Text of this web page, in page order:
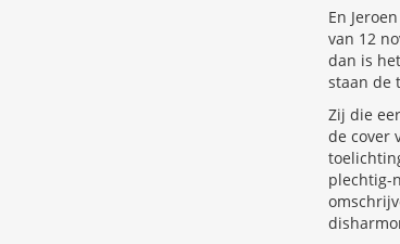
En
van 12
dan is
staan de
Zij die
de cover
plechtig-